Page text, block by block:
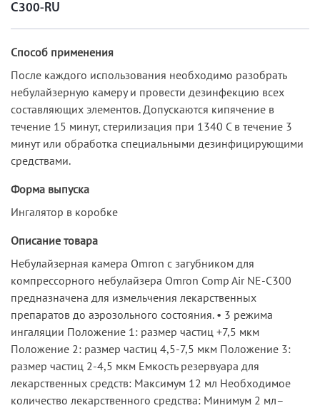
С300-RU
Способ применения
После каждого использования необходимо разобрать
небулайзерную камеру и провести дезинфекцию всех
составляющих элементов. Допускаются кипячение в
течение 15 минут, стерилизация при 1340 C в течение 3
минут или обработка специальными дезинфицирующими
средствами.
Форма выпуска
Ингалятор в коробке
Описание товара
Небулайзерная камера Omron с загубником для
компрессорного небулайзера Omron Comp Air NE-C300
предназначена для измельчения лекарственных
препаратов до аэрозольного состояния. • 3 режима
ингаляции Положение 1: размер частиц +7,5 мкм
Положение 2: размер частиц 4,5-7,5 мкм Положение 3:
размер частиц 2-4,5 мкм Емкость резервуара для
лекарственных средств: Максимум 12 мл Необходимое
количество лекарственного средства: Минимум 2 мл–